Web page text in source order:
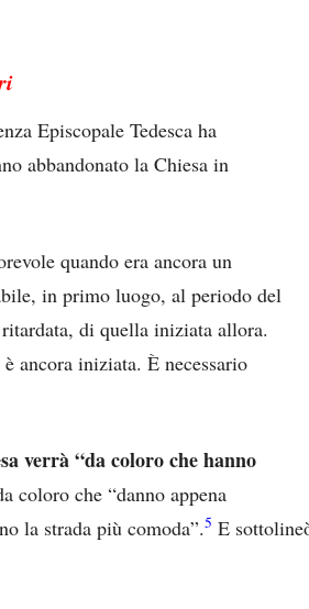
Episcopale Tedesca ha
abbandonato la Chiesa in
quando era ancora un
in primo luogo, al periodo del
di quella iniziata allora.
ancora iniziata. È necessario
verrà “da coloro che hanno
coloro che “danno appena
la strada più comoda”.5 E